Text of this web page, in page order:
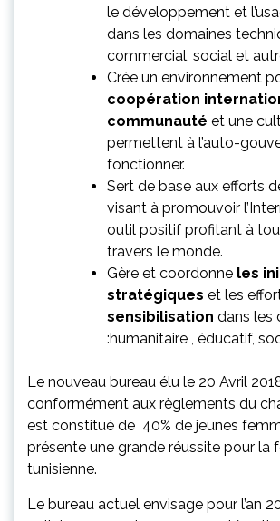
le développement et
dans les domaines
commercial, social et
Crée un environnement
coopération
communauté et une
permettent à l’auto-
fonctionner.
Sert de base aux efforts
visant à promouvoir
outil positif profitant à
travers le monde.
Gère et coordonne les
stratégiques et les
sensibilisation dans les
:humanitaire , éducatif,
Le nouveau bureau élu le 20 Avril
conformément aux règlements du
est constitué de 40% de jeunes
présente une grande réussite pour la
tunisienne.
Le bureau actuel envisage pour l’an